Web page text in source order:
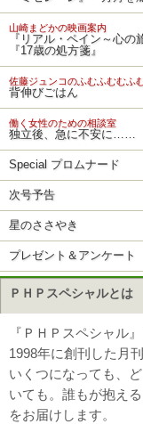
山崎まどかの映画案内
『リアル・ペイン～心の
『17歳の処方箋』
佐藤ジュンコのふむふむむふ
背伸びごはん
働く女性のための相談室
独立後、急に不安に……
Special プロムナード
次号予告
星のささやき
プレゼント＆アンケート
ＰＨＰスペシャルとは
『ＰＨＰスペシャル
1998年に創刊した月
いくつになっても、
いても。誰もが抱え
をお届けします。